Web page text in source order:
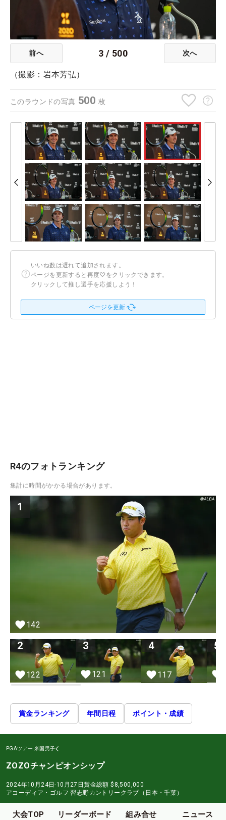
前へ 3 / 500 次へ
（撮影：岩本芳弘）
このラウンドの写真 500 枚
いいね数は遅れて追加されます。
ページを更新すると再度♡をクリックできます。
クリックして推し選手を応援しよう！
ページを更新
R4のフォトランキング
集計に時間がかかる場合があります。
1
142
2
122
3
121
4
117
5
賞金ランキング 年間日程 ポイント・成績
PGAツアー 米国男子
ZOZOチャンピオンシップ
2024年10月24日-10月27日賞金総額 $8,500,000
アコーディア・ゴルフ 習志野カントリークラブ（日本・千葉）
大会TOP リーダーボード 組み合せ ニュース